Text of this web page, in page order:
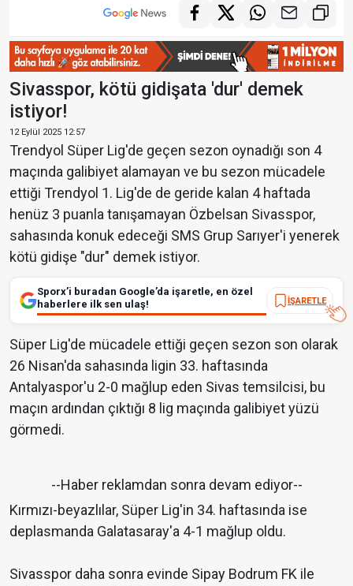
Sivasspor, kötü gidişata 'dur' demek
istiyor!
12 Eylül 2025 12:57
Trendyol Süper Lig'de geçen sezon oynadığı son 4
maçında galibiyet alamayan ve bu sezon mücadele
ettiği Trendyol 1. Lig'de de geride kalan 4 haftada
henüz 3 puanla tanışamayan Özbelsan Sivasspor,
sahasında konuk edeceği SMS Grup Sarıyer'i yenerek
kötü gidişe "dur" demek istiyor.
Sporx’i buradan Google’da işaretle, en özel
haberlere ilk sen ulaş!
İŞARETLE
Süper Lig'de mücadele ettiği geçen sezon son olarak
26 Nisan'da sahasında ligin 33. haftasında
Antalyaspor'u 2-0 mağlup eden Sivas temsilcisi, bu
maçın ardından çıktığı 8 lig maçında galibiyet yüzü
görmedi.
--Haber reklamdan sonra devam ediyor--
Kırmızı-beyazlılar, Süper Lig'in 34. haftasında ise
deplasmanda Galatasaray'a 4-1 mağlup oldu.
Sivasspor daha sonra evinde Sipay Bodrum FK ile